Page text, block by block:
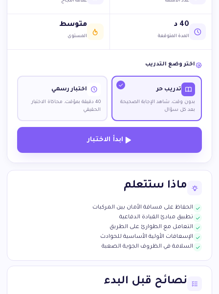
40 د
المدة المتوقعة
متوسط
المستوى
اختر وضع التدريب
تدريب حر
بدون وقت، شاهد الإجابة الصحيحة
بعد كل سؤال
اختبار رسمي
40 دقيقة بمؤقت، محاكاة الاختبار
الحقيقي
ابدأ الاختبار
ماذا ستتعلم
الحفاظ على مسافة الأمان بين المركبات
تطبيق مبادئ القيادة الدفاعية
التعامل مع الطوارئ على الطريق
الإسعافات الأولية الأساسية للحوادث
السلامة في الظروف الجوية الصعبة
نصائح قبل البدء